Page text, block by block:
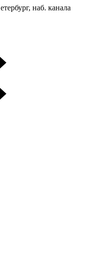
наб. канала